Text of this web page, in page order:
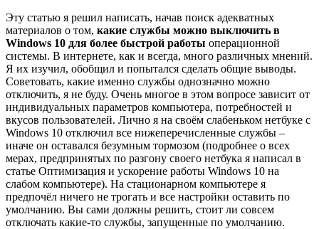
Эту статью я решил написать, начав поиск адекватных
материалов о том, какие службы можно выключить в
Windows 10 для более быстрой работы операционной
системы. В интернете, как и всегда, много различных мнений.
Я их изучил, обобщил и попытался сделать общие выводы.
Советовать, какие именно службы однозначно можно
отключить, я не буду. Очень многое в этом вопросе зависит от
индивидуальных параметров компьютера, потребностей и
вкусов пользователей. Лично я на своём слабеньком нетбуке с
Windows 10 отключил все нижеперечисленные службы –
иначе он оставался безумным тормозом (подробнее о всех
мерах, предпринятых по разгону своего нетбука я написал в
статье Оптимизация и ускорение работы Windows 10 на
слабом компьютере). На стационарном компьютере я
предпочёл ничего не трогать и все настройки оставить по
умолчанию. Вы сами должны решить, стоит ли совсем
отключать какие-то службы, запущенные по умолчанию.